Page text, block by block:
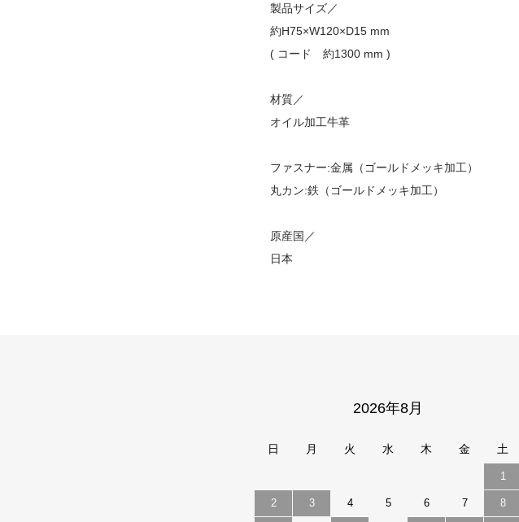
製品サイズ／
約H75×W120×D15 mm
( コード 約1300 mm )
材質／
オイル加工牛革
ファスナー:金属（ゴールドメッキ加工）
丸カン:鉄（ゴールドメッキ加工）
原産国／
日本
2026年8月
日 月 火 水 木 金 土
1
2 3 4 5 6 7 8